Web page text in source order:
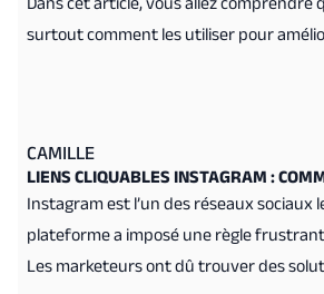
surtout comment les utiliser pour
CAMILLE
LIENS CLIQUABLES INSTAGRAM :
Instagram est l’un des réseaux
plateforme a imposé une règle
Les marketeurs ont dû trouver des